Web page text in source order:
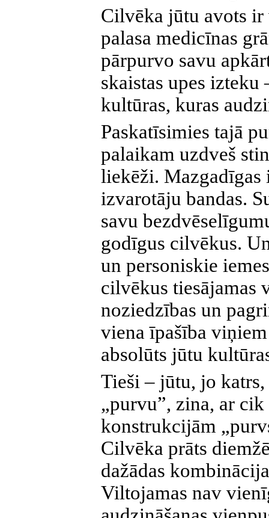
Cilvēka jūtu avots ir
palasa medicīnas
pārpurvo savu
skaistas upes
kultūras, kuras
Paskatīsimies tajā
palaikam uzdveš
liekēži. Mazgadīgas
izvarotāju bandas.
savu
godīgus cilvēkus.
un personiskie
cilvēkus tiesājamas
noziedzības un
viena īpašība
absolūts jūtu
Tieši – jūtu, jo
„purvu”, zina, ar
konstrukcijām
Cilvēka prāts
dažādas
Viltojamas nav